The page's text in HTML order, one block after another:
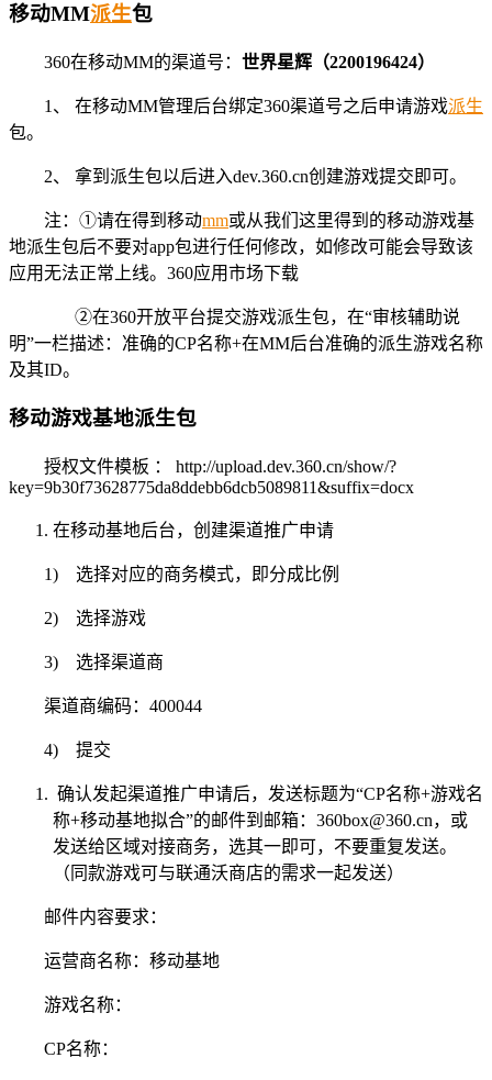
移动MM派生包
360在移动MM的渠道号： 世界星辉（2200196424）
1、 在移动MM管理后台绑定360渠道号之后申请游戏派生
包。
2、 拿到派生包以后进入dev.360.cn创建游戏提交即可。
注：①请在得到移动mm或从我们这里得到的移动游戏基
地派生包后不要对app包进行任何修改，如修改可能会导致该
应用无法正常上线。360应用市场下载
②在360开放平台提交游戏派生包，在“审核辅助说
明”一栏描述：准确的CP名称+在MM后台准确的派生游戏名称
及其ID。
移动游戏基地派生包
授权文件模板 ： http://upload.dev.360.cn/show/?
key=9b30f73628775da8ddebb6dcb5089811&suffix=docx
在移动基地后台，创建渠道推广申请
1) 选择对应的商务模式，即分成比例
2) 选择游戏
3) 选择渠道商
渠道商编码：400044
4) 提交
确认发起渠道推广申请后，发送标题为“CP名称+游戏名
称+移动基地拟合”的邮件到邮箱：360box@360.cn，或
发送给区域对接商务，选其一即可，不要重复发送。
（同款游戏可与联通沃商店的需求一起发送）
邮件内容要求：
运营商名称：移动基地
游戏名称：
CP名称：